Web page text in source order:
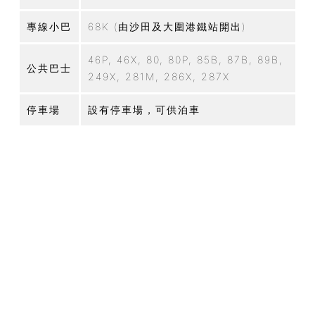
專線小巴 68K (由沙田及大圍港鐵站開出)
公共巴士
46P, 46X, 80, 80P, 85B, 87B, 89B,
249X, 281M, 286X, 287X
停車場 設有停車場，可供泊車